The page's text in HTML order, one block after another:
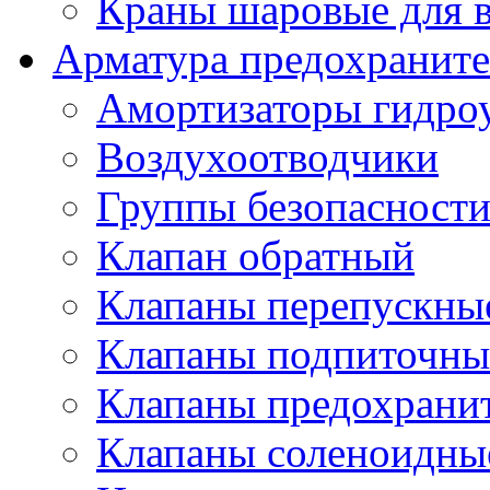
Арматура
Амортизаторы
Воздухоотводчики
Группы безопасности
Клапан обратный
Клапаны
Клапаны
Клапаны
Клапаны